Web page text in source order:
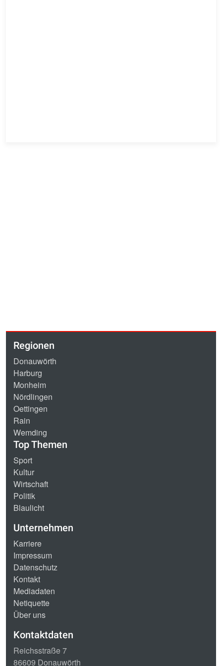
Regionen
Donauwörth
Harburg
Monheim
Nördlingen
Oettingen
Rain
Wemding
Top Themen
Sport
Kultur
Wirtschaft
Politik
Blaulicht
Unternehmen
Karriere
Impressum
Datenschutz
Kontakt
Mediadaten
Netiquette
Über uns
Kontaktdaten
Reichsstraße 7
86609 Donauwörth